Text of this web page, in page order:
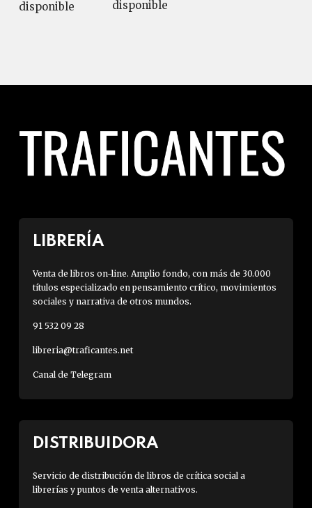
disponible disponible
LIBRERÍA
Venta de libros on-line. Amplio fondo, con más de 30.000
títulos especializado en pensamiento crítico, movimientos
sociales y narrativa de otros mundos.
91 532 09 28
libreria@traficantes.net
Canal de Telegram
DISTRIBUIDORA
Servicio de distribución de libros de crítica social a
librerías y puntos de venta alternativos.